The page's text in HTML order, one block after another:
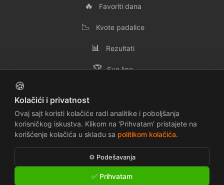
🔥 Favoriti dana
📉 Kvote padalice
📊 Rezultati
🏆 Sve lige
✉️ Kontakt
📜 Uslovi korišćenja 🔒
🍪 Politika kolačića ⚠️ Odricanje odgovornosti
🍪
Kolačići i privatnost
Ovaj sajt koristi kolačiće radi analitike i poboljšanja
korisničkog iskustva. Klikom na 'Prihvatam' pristajete na
korišćenje kolačića u skladu sa politikom kolačića.
⚙️ Podešavanja
✅ Prihvatam